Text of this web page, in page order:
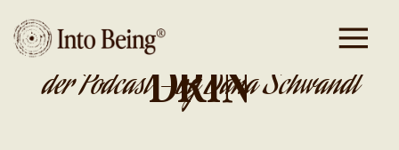
DA IST GOLD
DRIN
der Podcast - by Dana Schwandt